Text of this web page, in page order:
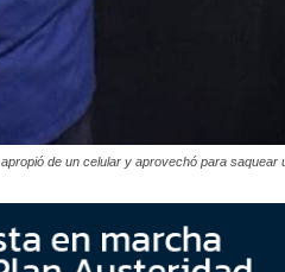
de un celular y aprovechó para saquear